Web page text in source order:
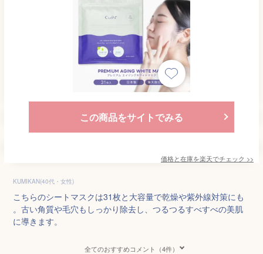
この商品をサイトでみる
価格と在庫を楽天でチェック >>
KUMIKAN(40代・女性)
こちらのシートマスクは31枚と大容量で乾燥や紫外線対策にも
。古い角質や毛穴もしっかり除去し、つるつるすべすべの美肌
に導きます。
全てのおすすめコメント（4件）